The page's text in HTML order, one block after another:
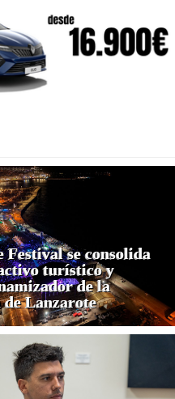
Festival se consolida
turístico y
de la
de Lanzarote